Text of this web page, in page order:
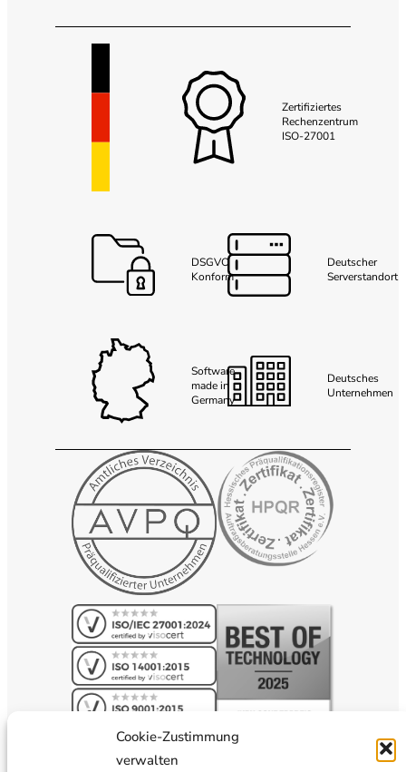
Cookie-Zustimmung
verwalten
Zertifiziertes
Rechenzentrum
ISO-27001
DSGVO
Konform
Deutscher
Serverstandort
Software
made in
Germany
Deutsches
Unternehmen